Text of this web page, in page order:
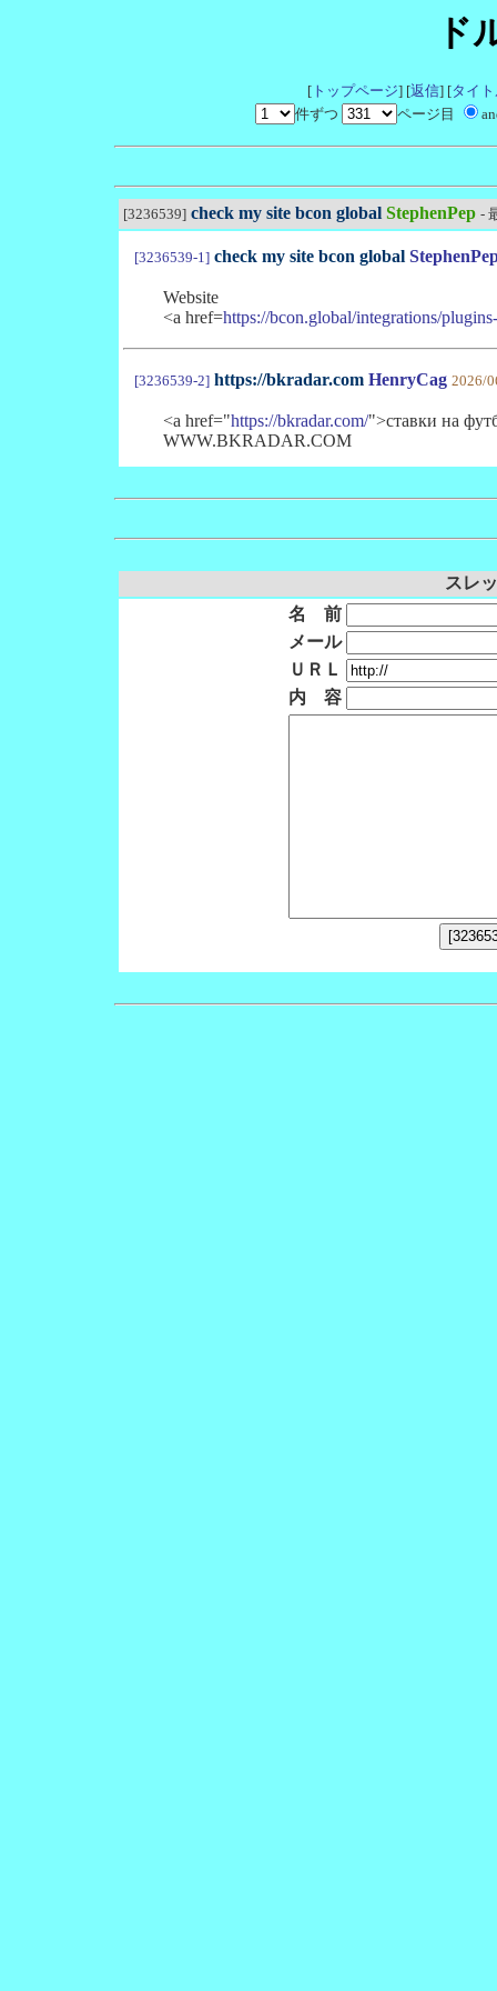
ド
[トップページ] [返信] [タイ
件ずつ
ページ目
[3236539] check my site bcon global StephenPep -
[3236539-1] check my site bcon global
Website
<a href=https://bcon.global/integrations/
[3236539-2] https://bkradar.com HenryCag 2026/
<a href="https://bkradar.com/">ставки на
WWW.BKRADAR.COM
スレ
名 前
メール
ＵＲＬ
内 容